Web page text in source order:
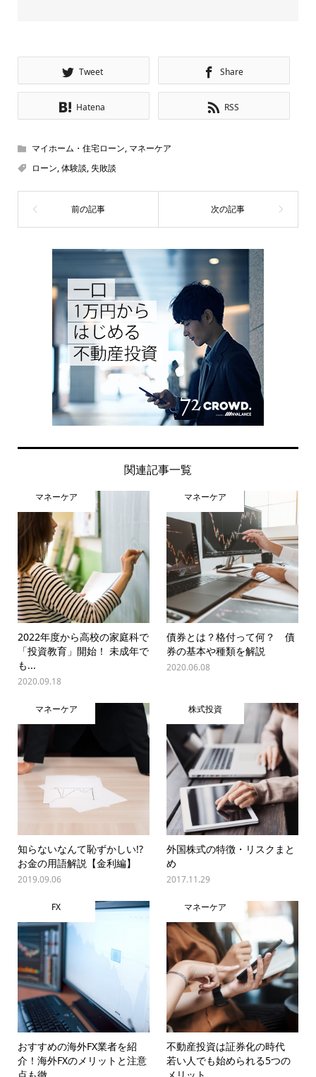
Tweet Share
Hatena RSS
マイホーム・住宅ローン, マネーケア
ローン,体験談,失敗談
関連記事一覧
マネーケア
2022年度から高校の家庭科で
「投資教育」開始！ 未成年で
も...
2020.09.18
マネーケア
債券とは？格付って何？ 債
券の基本や種類を解説
2020.06.08
マネーケア
知らないなんて恥ずかしい!?
お金の用語解説【金利編】
2019.09.06
株式投資
外国株式の特徴・リスクまと
め
2017.11.29
FX
おすすめの海外FX業者を紹
介！海外FXのメリットと注意
マネーケア
不動産投資は証券化の時代
若い人でも始められる5つの